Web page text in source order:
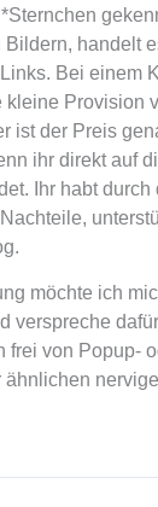
handelt
Links. Bei einem
kleine Provision
ist der Preis
ihr direkt auf
Ihr habt durch
möchte ich
verspreche
frei von Popup-
ähnlichen